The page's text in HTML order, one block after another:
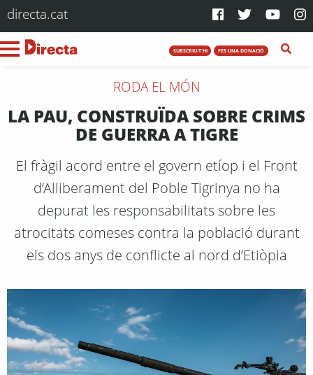
directa.cat
SUBSCRIU-T'HI FES UNA DONACIÓ
RODA EL MÓN
LA PAU, CONSTRUÏDA SOBRE CRIMS
DE GUERRA A TIGRE
El fràgil acord entre el govern etíop i el Front
d’Alliberament del Poble Tigrinya no ha
depurat les responsabilitats sobre les
atrocitats comeses contra la població durant
els dos anys de conflicte al nord d’Etiòpia